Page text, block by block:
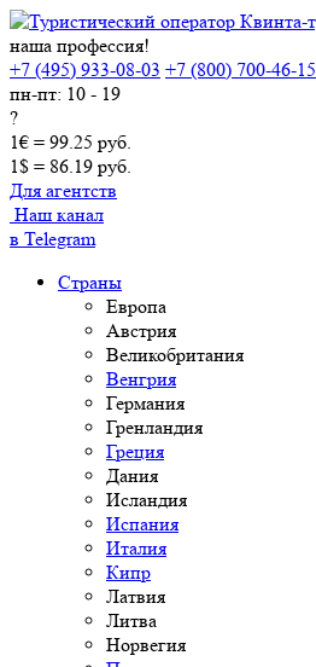
наша профессия!
+7 (495) 933-08-03 +7 (800) 700-46-15
пн-пт: 10 - 19
?
1€ = 99.25 руб.
1$ = 86.19 руб.
Для агентств
Наш канал
в Telegram
Страны
Европа
Австрия
Великобритания
Венгрия
Германия
Гренландия
Греция
Дания
Исландия
Испания
Италия
Кипр
Латвия
Литва
Норвегия